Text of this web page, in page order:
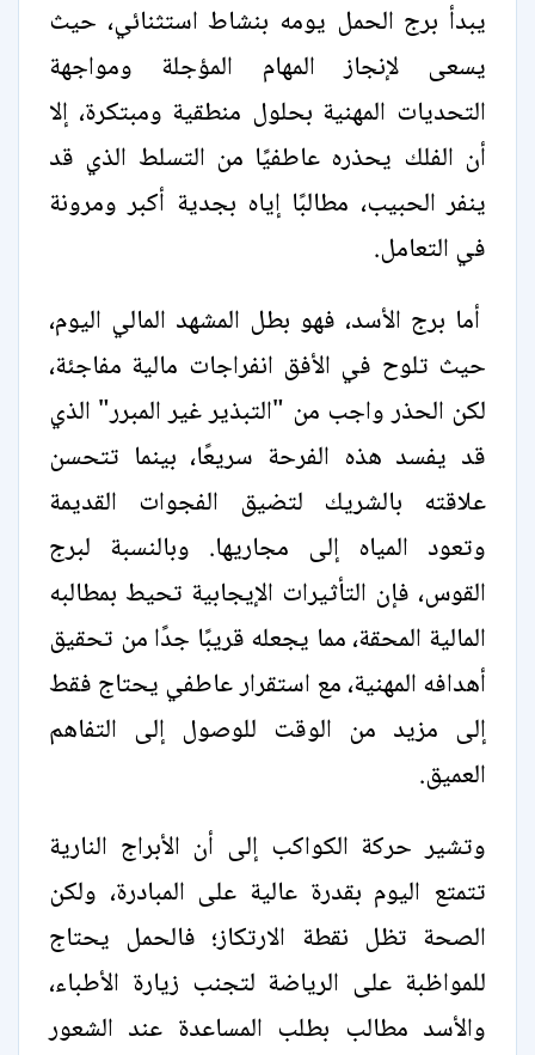
يبدأ برج الحمل يومه بنشاط استثنائي، حيث
يسعى لإنجاز المهام المؤجلة ومواجهة
التحديات المهنية بحلول منطقية ومبتكرة، إلا
أن الفلك يحذره عاطفيًا من التسلط الذي قد
ينفر الحبيب، مطالبًا إياه بجدية أكبر ومرونة
في التعامل.
أما برج الأسد، فهو بطل المشهد المالي اليوم،
حيث تلوح في الأفق انفراجات مالية مفاجئة،
لكن الحذر واجب من "التبذير غير المبرر" الذي
قد يفسد هذه الفرحة سريعًا، بينما تتحسن
علاقته بالشريك لتضيق الفجوات القديمة
وتعود المياه إلى مجاريها. وبالنسبة لبرج
القوس، فإن التأثيرات الإيجابية تحيط بمطالبه
المالية المحقة، مما يجعله قريبًا جدًا من تحقيق
أهدافه المهنية، مع استقرار عاطفي يحتاج فقط
إلى مزيد من الوقت للوصول إلى التفاهم
العميق.
وتشير حركة الكواكب إلى أن الأبراج النارية
تتمتع اليوم بقدرة عالية على المبادرة، ولكن
الصحة تظل نقطة الارتكاز؛ فالحمل يحتاج
للمواظبة على الرياضة لتجنب زيارة الأطباء،
والأسد مطالب بطلب المساعدة عند الشعور